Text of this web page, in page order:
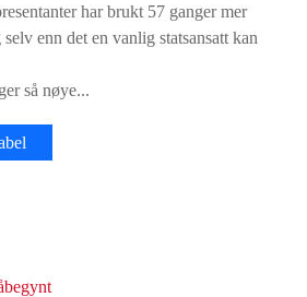
har brukt 57 ganger mer
enn det en vanlig statsansatt kan
så nøye...